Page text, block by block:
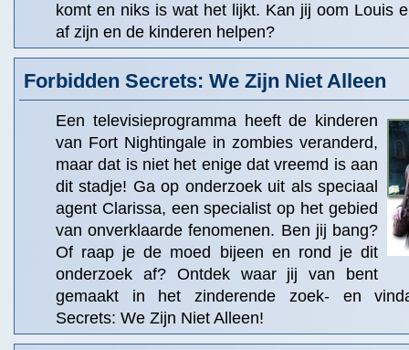
komt en niks is wat het lijkt. Kan jij oom Louis
af zijn en de kinderen helpen?
Forbidden Secrets: We Zijn Niet Alleen
Een televisieprogramma heeft de kinderen
van Fort Nightingale in zombies veranderd,
maar dat is niet het enige dat vreemd is aan
dit stadje! Ga op onderzoek uit als speciaal
agent Clarissa, een specialist op het gebied
van onverklaarde fenomenen. Ben jij bang?
Of raap je de moed bijeen en rond je dit
onderzoek af? Ontdek waar jij van bent
gemaakt in het zinderende zoek- en
Secrets: We Zijn Niet Alleen!